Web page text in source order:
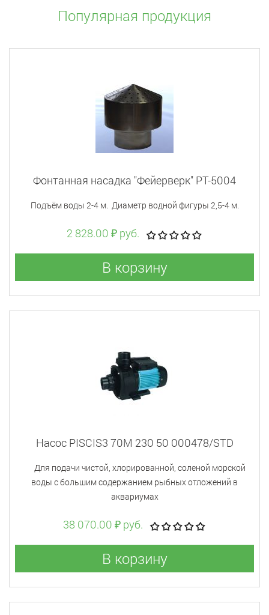
Популярная продукция
Фонтанная насадка "Фейерверк" РТ-5004
Подъём воды 2-4 м. Диаметр водной фигуры 2,5-4 м.
2 828.00 ₽ руб.
В корзину
Насос PISCIS3 70M 230 50 000478/STD
Для подачи чистой, хлорированной, соленой морской
воды с большим содержанием рыбных отложений в
аквариумах
38 070.00 ₽ руб.
В корзину